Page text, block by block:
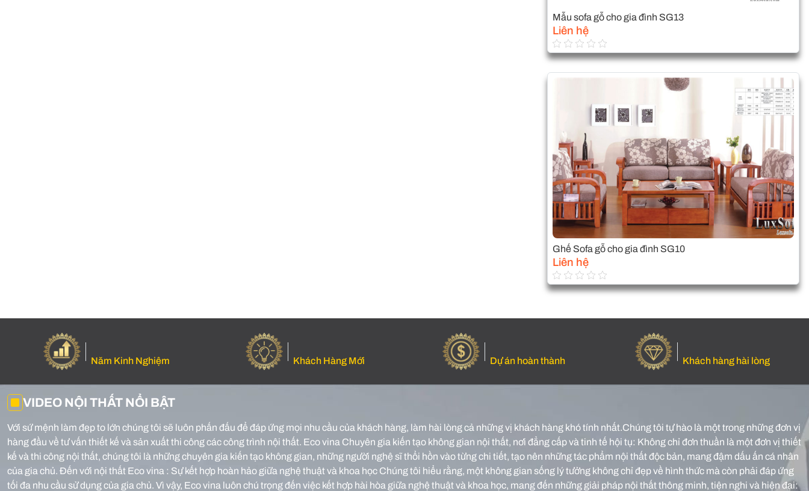
Mẫu sofa gỗ cho gia đình SG13
Liên hệ
Ghế Sofa gỗ cho gia đình SG10
Liên hệ
Năm Kinh Nghiệm Khách Hàng Mới Dự án hoàn thành Khách hàng hài lòng
VIDEO NỘI THẤT NỔI BẬT
Với sứ mệnh làm đẹp to lớn chúng tôi sẽ luôn phấn đấu để đáp ứng mọi nhu cầu của khách hàng, làm hài lòng cả những vị khách hàng khó tính nhất.Chúng tôi tự hào là một trong những đơn vị
hàng đầu về tư vấn thiết kế và sản xuất thi công các công trình nội thất. Eco vina Chuyên gia kiến tạo không gian nội thất, nơi đẳng cấp và tinh tế hội tụ: Không chỉ đơn thuần là một đơn vị thiết
kế và thi công nội thất, chúng tôi là những chuyên gia kiến tạo không gian, những người nghệ sĩ thổi hồn vào từng chi tiết, tạo nên những tác phẩm nội thất độc bản, mang đậm dấu ấn cá nhân
của gia chủ. Đến với nội thất Eco vina : Sự kết hợp hoàn hảo giữa nghệ thuật và khoa học Chúng tôi hiểu rằng, một không gian sống lý tưởng không chỉ đẹp về hình thức mà còn phải đáp ứng
tối đa nhu cầu sử dụng của gia chủ. Vì vậy, Eco vina luôn chú trọng đến việc kết hợp hài hòa giữa nghệ thuật và khoa học, mang đến những giải pháp nội thất thông minh, tiện nghi và hiện đại: